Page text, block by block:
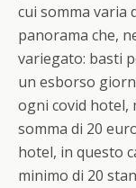
cui somma varia
panorama che,
variegato: basti
un esborso
ogni covid hotel,
somma di 20
hotel, in questo
minimo di 20